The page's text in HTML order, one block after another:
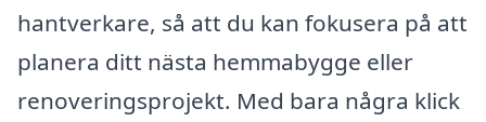
hantverkare, så att du kan fokusera på att
planera ditt nästa hemmabygge eller
renoveringsprojekt. Med bara några klick